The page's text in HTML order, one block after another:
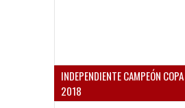
INDEPENDIENTE CAMPEÓN
2018